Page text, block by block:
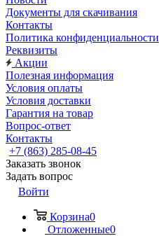
Документы для скачивания
Контакты
Политика конфиденциальности
Реквизиты
Акции
Полезная информация
Условия оплаты
Условия доставки
Гарантия на товар
Вопрос-ответ
Контакты
+7 (863) 285-08-45
Заказать звонок
Задать вопрос
Войти
Корзина0
Отложенные0